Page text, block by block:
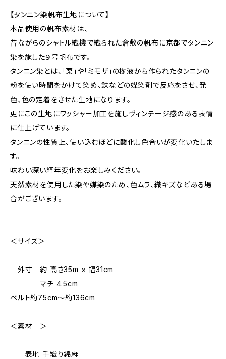
【タンニン染帆布生地について】
本品使用の帆布素材は、
昔ながらのシャトル織機で織られた倉敷の帆布に京都でタンニン
染を施した９号帆布です。
タンニン染とは、「栗」や「ミモザ」の樹液から作られたタンニンの
粉を使い時間をかけて染め、鉄などの媒染剤で反応をさせ、発
色、色の定着をさせた生地になります。
更にこの生地にワッシャー加工を施しヴィンテージ感のある表情
に仕上げています。
タンニンの性質上、使い込むほどに酸化し色合いが変化いたしま
す。
味わい深い経年変化をお楽しみください。
天然素材を使用した染や媒染のため、色ムラ、織キズなどある場
合がございます。
＜サイズ＞
外寸 約 高さ35m × 幅31cm
マチ 4.5cm
ベルト約75cm〜約136cm
＜素材 ＞
表地 手織り綿麻